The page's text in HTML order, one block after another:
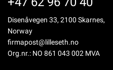
Disenåvegen 33, 2100 Skarnes,
Norway
firmapost@lilleseth.no
Org.nr.: NO 861 043 002 MVA